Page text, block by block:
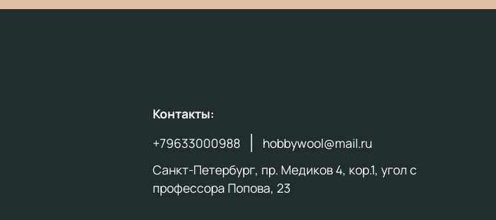
Контакты:
+79633000988
hobbywool@mail.ru
Санкт-Петербург, пр. Медиков 4, кор.1, угол с
профессора Попова, 23